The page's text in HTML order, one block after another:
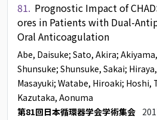
81. Prognostic Impact of
ores in Patients with Dual-
Oral Anticoagulation
Abe, Daisuke; Sato, Akira;
Shunsuke; Shunsuke, Sakai;
Masayuki; Watabe, Hiroaki; Hoshi,
Kazutaka, Aonuma
第81回日本循環器学会学術集会